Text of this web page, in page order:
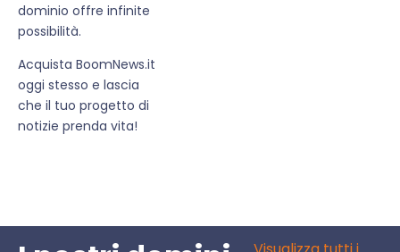
dominio offre infinite
possibilità.
Acquista BoomNews.it
oggi stesso e lascia
che il tuo progetto di
notizie prenda vita!